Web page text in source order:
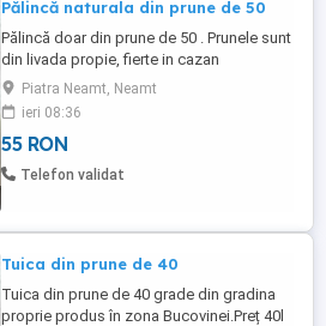
Pălincă naturala din prune de 50
Pălincă doar din prune de 50 . Prunele sunt
din livada propie, fierte in cazan
profesional din cupru. Ambalajul este
inclus în preț. Preț 50lei litrul
Piatra Neamt, Neamt
ieri 08:36
55 RON
Telefon validat
Tuica din prune de 40
Tuica din prune de 40 grade din gradina
proprie produs în zona Bucovinei.Preț 40l